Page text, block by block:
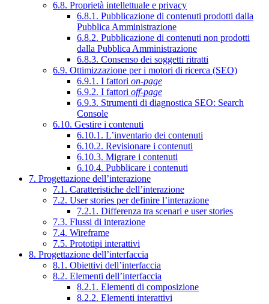
6.8. Proprietà intellettuale e privacy
6.8.1. Pubblicazione di contenuti prodotti dalla
Pubblica Amministrazione
6.8.2. Pubblicazione di contenuti non prodotti
dalla Pubblica Amministrazione
6.8.3. Consenso dei soggetti ritratti
6.9. Ottimizzazione per i motori di ricerca (SEO)
6.9.1. I fattori on-page
6.9.2. I fattori off-page
6.9.3. Strumenti di diagnostica SEO: Search
Console
6.10. Gestire i contenuti
6.10.1. L’inventario dei contenuti
6.10.2. Revisionare i contenuti
6.10.3. Migrare i contenuti
6.10.4. Pubblicare i contenuti
7. Progettazione dell’interazione
7.1. Caratteristiche dell’interazione
7.2. User stories per definire l’interazione
7.2.1. Differenza tra scenari e user stories
7.3. Flussi di interazione
7.4. Wireframe
7.5. Prototipi interattivi
8. Progettazione dell’interfaccia
8.1. Obiettivi dell’interfaccia
8.2. Elementi dell’interfaccia
8.2.1. Elementi di composizione
8.2.2. Elementi interattivi